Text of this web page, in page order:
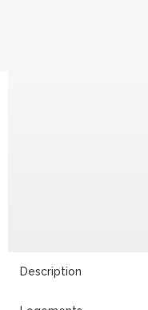
Description